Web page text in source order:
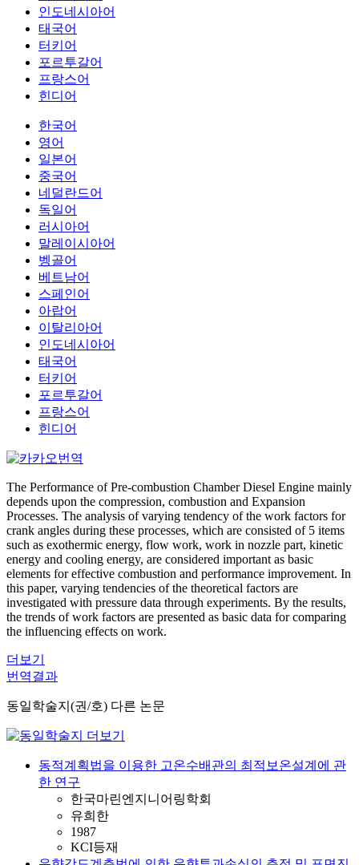
인도네시아어
태국어
터키어
포르투갈어
프랑스어
힌디어
한국어
영어
일본어
중국어
네덜란드어
독일어
러시아어
말레이시아어
벵골어
베트남어
스페인어
아랍어
이탈리아어
인도네시아어
태국어
터키어
포르투갈어
프랑스어
힌디어
The Performance of Pre-combustion Chamber Diesel Engine mainly
depends upon the compression, combustion and Expansion
Processes. The analysis of varying tendency of the work factors for
crank angles during these processes, which are consisted of 5 items
such as exothermic energy, flow work, work in nozzle part, kinetic
energy and cooling energy, are considered important as basic
elements for effective combustion and performance improvement. In
this paper, varying tendencies of the theoretical factors are
investigated with pressure data through experiments. By the results,
the trends of work factors are presented as basic data for comparing
the influencing effects on work.
더보기
번역결과
동일학술지(권/호) 다른 논문
동적계획법을 이용한 고온수배관의 최적보온설계에 관
한 연구
한국마린엔지니어링학회
유희한
1987
KCI등재